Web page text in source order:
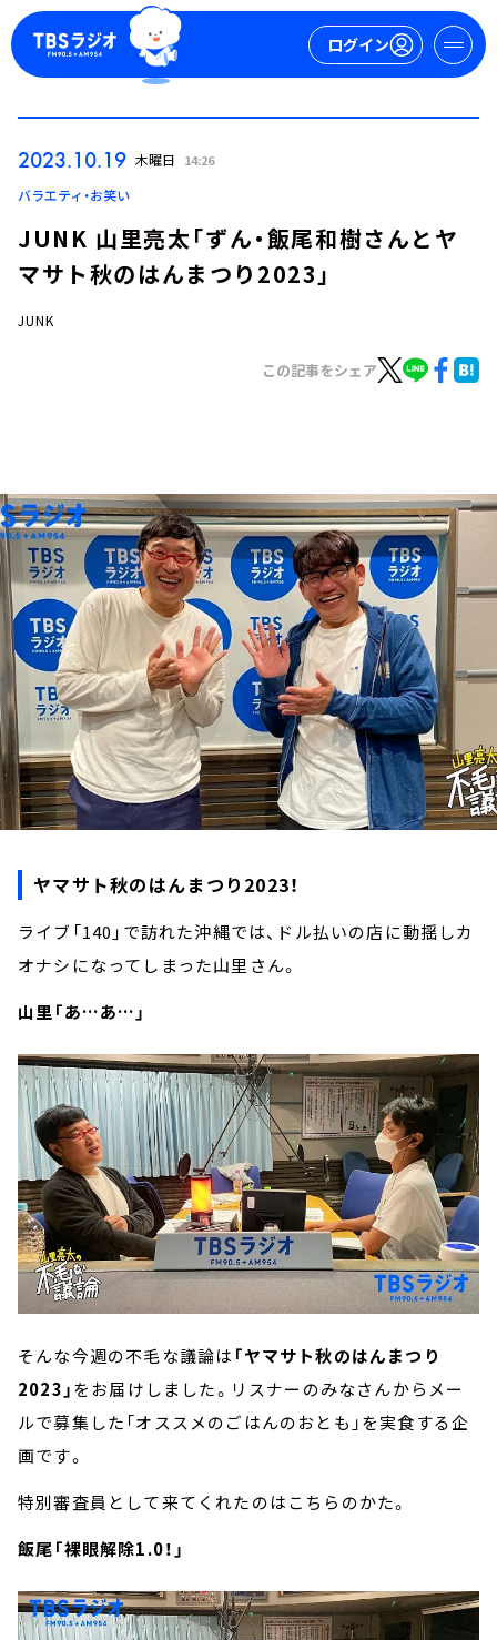
ログイン
ログイン
お知らせ
イベント・グッズ
YouTube
会社情報
2023.10.19 木曜日 14:26
バラエティ・お笑い
JUNK 山里亮太「ずん・飯尾和樹さんとヤ
マサト秋のはんまつり2023」
JUNK
この記事をシェア
ヤマサト秋のはんまつり2023！
ライブ「140」で訪れた沖縄では、ドル払いの店に動揺しカ
オナシになってしまった山里さん。
山里「あ…あ…」
そんな今週の不毛な議論は 「ヤマサト秋のはんまつり
2023」をお届けしました。リスナーのみなさんからメー
ルで募集した「オススメのごはんのおとも」を実食する企
画です。
特別審査員として来てくれたのはこちらのかた。
飯尾「裸眼解除1.0！」